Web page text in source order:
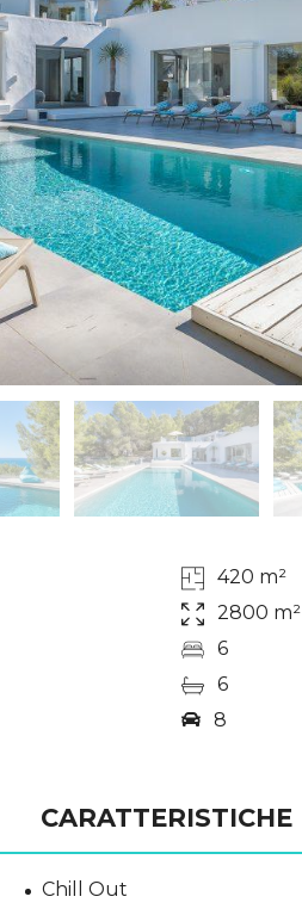
420 m²
2800 m²
6
6
8
CARATTERISTICHE
Chill Out